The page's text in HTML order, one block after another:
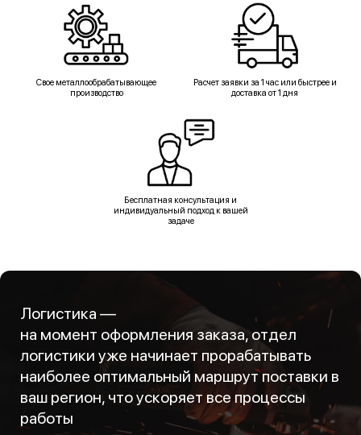
Свое металлообрабатывающее
производство
Расчет заявки за 1 час или быстрее и
доставка от 1 дня
Бесплатная консультация и
индивидуальный подход к вашей
задаче
Логистика —
на момент оформления заказа, отдел
логистики уже начинает прорабатывать
наиболее оптимальный маршрут поставки в
ваш регион, что ускоряет все процессы
работы